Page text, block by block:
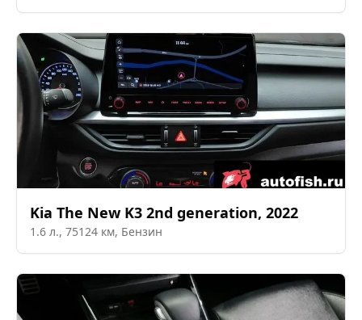
Kia The New K3 2nd generation, 2022
1.6 л., 75124 км, Бензин